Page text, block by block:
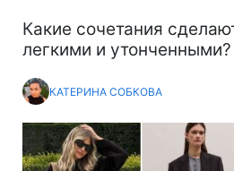
Какие сочетания
легкими и утонченными?
КАТЕРИНА СОБКОВА